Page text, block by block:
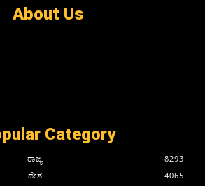
About Us
Category
ರಾಜ್ಯ
8293
ದೇಶ
4065